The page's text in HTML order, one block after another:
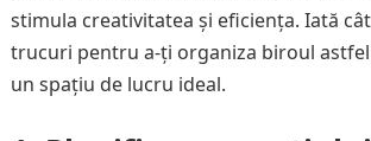
stimula creativitatea și eficiența. Iată
trucuri pentru a-ți organiza biroul astfel
un spațiu de lucru ideal.